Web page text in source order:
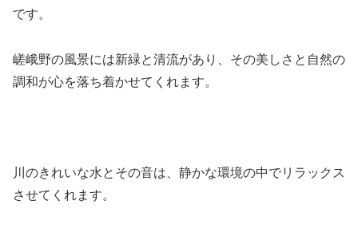
です。
嵯峨野の風景には新緑と清流があり、その美しさと自然の
調和が心を落ち着かせてくれます。
川のきれいな水とその音は、静かな環境の中でリラックス
させてくれます。